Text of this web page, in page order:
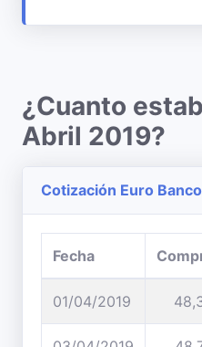
¿Cuanto
Abril 2019?
Cotización Euro
Fecha
01/04/2019